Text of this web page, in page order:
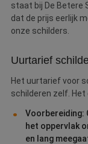
staat bij De Betere
dat de prijs eerlijk
onze schilders.
Uurtarief
Het uurtarief voor
schilderen zelf.
Voorbereiding:
het oppervlak
en lang